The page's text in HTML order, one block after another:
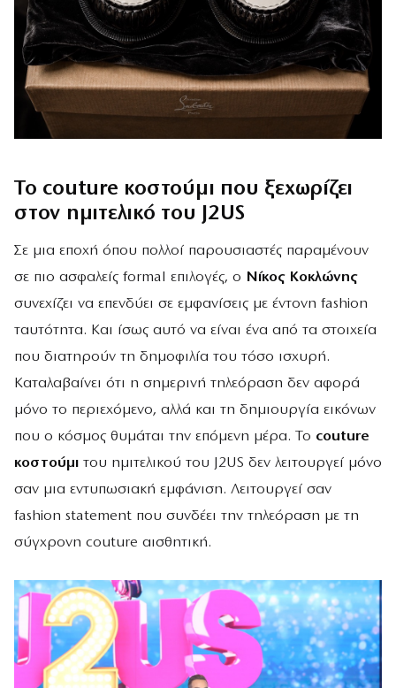
Το couture κοστούμι που ξεχωρίζει
στον ημιτελικό του J2US
Σε μια εποχή όπου πολλοί παρουσιαστές παραμένουν
σε πιο ασφαλείς formal επιλογές, ο Νίκος Κοκλώνης
συνεχίζει να επενδύει σε εμφανίσεις με έντονη fashion
ταυτότητα. Και ίσως αυτό να είναι ένα από τα στοιχεία
που διατηρούν τη δημοφιλία του τόσο ισχυρή.
Καταλαβαίνει ότι η σημερινή τηλεόραση δεν αφορά
μόνο το περιεχόμενο, αλλά και τη δημιουργία εικόνων
που ο κόσμος θυμάται την επόμενη μέρα. Το couture
κοστούμι του ημιτελικού του J2US δεν λειτουργεί μόνο
σαν μια εντυπωσιακή εμφάνιση. Λειτουργεί σαν
fashion statement που συνδέει την τηλεόραση με τη
σύγχρονη couture αισθητική.